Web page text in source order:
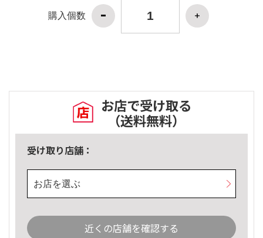
購入個数
お店で受け取る
（送料無料）
受け取り店舗：
お店を選ぶ
近くの店舗を確認する